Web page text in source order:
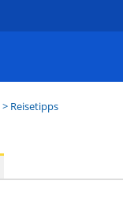
> Reisetipps